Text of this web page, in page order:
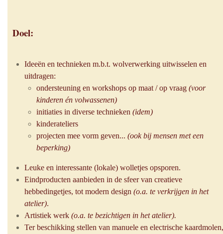
Doel:
Ideeën en technieken m.b.t. wolverwerking uitwisselen en
uitdragen:
ondersteuning en workshops op maat / op vraag (voor
kinderen én volwassenen)
initiaties in diverse technieken (idem)
kinderateliers
projecten mee vorm geven... (ook bij mensen met een
beperking)
Leuke en interessante (lokale) wolletjes opsporen.
Eindproducten aanbieden in de sfeer van creatieve
hebbedingetjes, tot modern design (o.a. te verkrijgen in het
atelier).
Artistiek werk (o.a. te bezichtigen in het atelier).
Ter beschikking stellen van manuele en electrische kaardmolen,